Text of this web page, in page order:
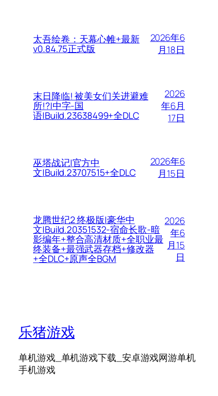
太吾绘卷：天幕心帷+最新
v0.84.75正式版
2026年6
月18日
末日降临! 被美女们关进避难
所!?|中字-国
语|Build.23638499+全DLC
2026
年6月
17日
巫塔战记|官方中
文|Build.23707515+全DLC
2026年6
月15日
龙腾世纪2 终极版|豪华中
文|Build.20351532-宿命长歌-暗
影编年+整合高清材质+全职业最
终装备+最强武器存档+修改器
+全DLC+原声全BGM
2026
年6
月15
日
乐猪游戏
单机游戏_单机游戏下载_安卓游戏网游单机
手机游戏